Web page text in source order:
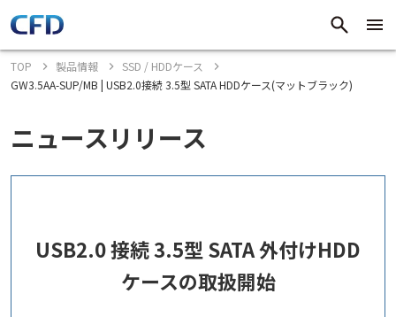
TOP 製品情報
SSD / HDDケース
GW3.5AA-SUP/MB | USB2.0接続 3.5型 SATA HDDケース(マットブラック)
ニュースリリース
USB2.0 接続 3.5型 SATA 外付けHDD
ケースの取扱開始